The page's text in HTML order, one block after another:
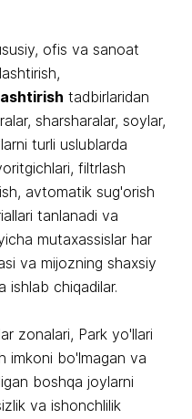
ofis va sanoat
tadbirlaridan
sharsharalar, soylar,
turli uslublarda
filtrlash
avtomatik sug'orish
tanlanadi va
mutaxassislar har
va mijozning shaxsiy
ishlab chiqadilar.
zonalari, Park yo'llari
imkoni bo'lmagan va
boshqa joylarni
va ishonchlilik